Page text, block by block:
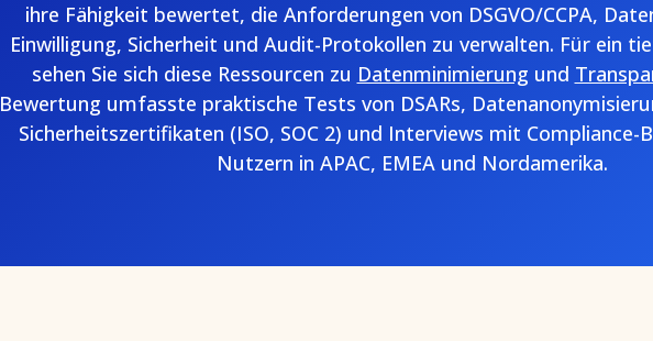
ihre Fähigkeit bewertet, die Anforderungen von DSGVO/CCPA,
Einwilligung, Sicherheit und Audit-Protokollen zu verwalten. Für ein
sehen Sie sich diese Ressourcen zu Datenminimierung und
Bewertung umfasste praktische Tests von DSARs,
Sicherheitszertifikaten (ISO, SOC 2) und Interviews mit
Nutzern in APAC, EMEA und Nordamerika.